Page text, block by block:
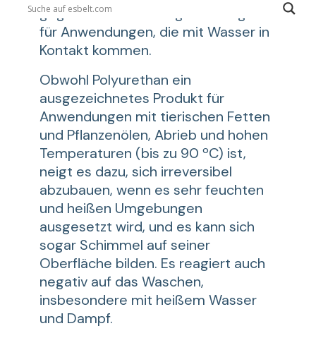
gegen Wasser und eignet sich gut
für Anwendungen, die mit Wasser in
Kontakt kommen.
Obwohl Polyurethan ein
ausgezeichnetes Produkt für
Anwendungen mit tierischen Fetten
und Pflanzenölen, Abrieb und hohen
Temperaturen (bis zu 90 ºC) ist,
neigt es dazu, sich irreversibel
abzubauen, wenn es sehr feuchten
und heißen Umgebungen
ausgesetzt wird, und es kann sich
sogar Schimmel auf seiner
Oberfläche bilden. Es reagiert auch
negativ auf das Waschen,
insbesondere mit heißem Wasser
und Dampf.